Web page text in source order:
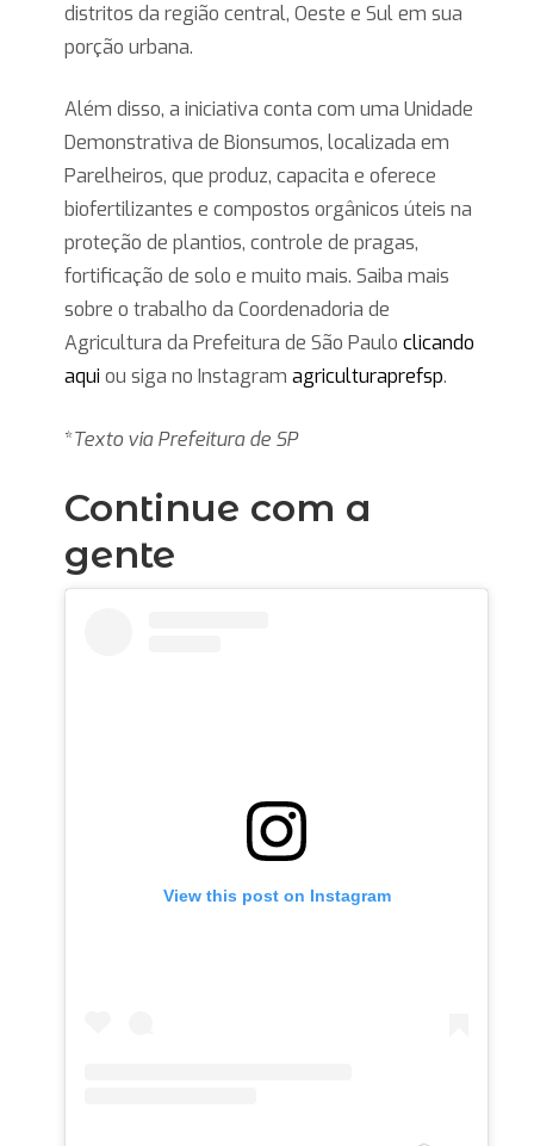
distritos da região central, Oeste e Sul em sua
porção urbana.
Além disso, a iniciativa conta com uma Unidade
Demonstrativa de Bionsumos, localizada em
Parelheiros, que produz, capacita e oferece
biofertilizantes e compostos orgânicos úteis na
proteção de plantios, controle de pragas,
fortificação de solo e muito mais. Saiba mais
sobre o trabalho da Coordenadoria de
Agricultura da Prefeitura de São Paulo clicando
aqui ou siga no Instagram agriculturaprefsp.
*Texto via Prefeitura de SP
Continue com a
gente
View this post on Instagram
árvore